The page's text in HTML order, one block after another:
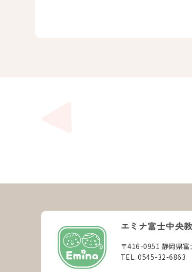
エミナ富士中央
〒416-0951 静岡県
TEL. 0545-32-6863